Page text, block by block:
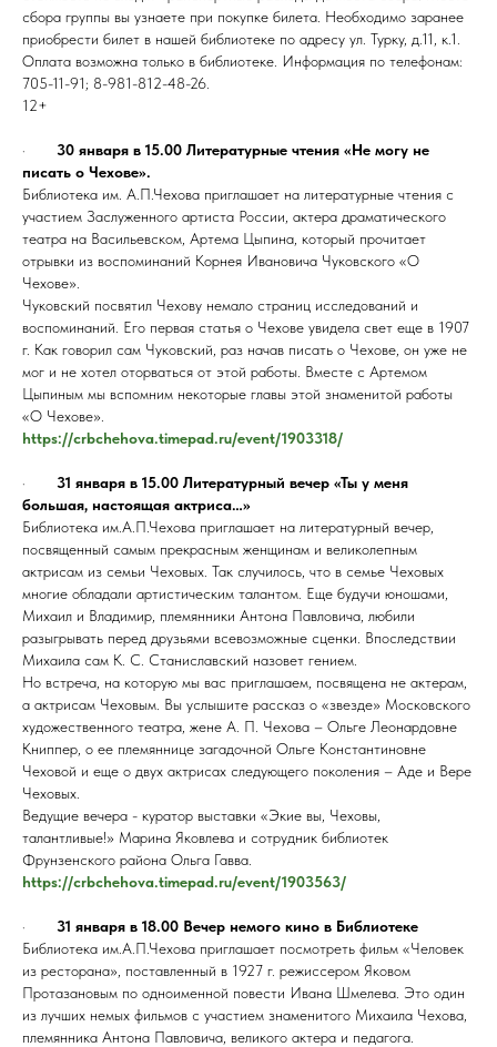
сбора группы вы узнаете при покупке билета. Необходимо заранее
приобрести билет в нашей библиотеке по адресу ул. Турку, д.11, к.1.
Оплата возможна только в библиотеке. Информация по телефонам:
705-11-91; 8-981-812-48-26.
12+
· 30 января в 15.00 Литературные чтения «Не могу не
писать о Чехове».
Библиотека им. А.П.Чехова приглашает на литературные чтения с
участием Заслуженного артиста России, актера драматического
театра на Васильевском, Артема Цыпина, который прочитает
отрывки из воспоминаний Корнея Ивановича Чуковского «О
Чехове».
Чуковский посвятил Чехову немало страниц исследований и
воспоминаний. Его первая статья о Чехове увидела свет еще в 1907
г. Как говорил сам Чуковский, раз начав писать о Чехове, он уже не
мог и не хотел оторваться от этой работы. Вместе с Артемом
Цыпиным мы вспомним некоторые главы этой знаменитой работы
«О Чехове».
https://crbchehova.timepad.ru/event/1903318/
· 31 января в 15.00 Литературный вечер «Ты у меня
большая, настоящая актриса…»
Библиотека им.А.П.Чехова приглашает на литературный вечер,
посвященный самым прекрасным женщинам и великолепным
актрисам из семьи Чеховых. Так случилось, что в семье Чеховых
многие обладали артистическим талантом. Еще будучи юношами,
Михаил и Владимир, племянники Антона Павловича, любили
разыгрывать перед друзьями всевозможные сценки. Впоследствии
Михаила сам К. С. Станиславский назовет гением.
Но встреча, на которую мы вас приглашаем, посвящена не актерам,
а актрисам Чеховым. Вы услышите рассказ о «звезде» Московского
художественного театра, жене А. П. Чехова – Ольге Леонардовне
Книппер, о ее племяннице загадочной Ольге Константиновне
Чеховой и еще о двух актрисах следующего поколения – Аде и Вере
Чеховых.
Ведущие вечера - куратор выставки «Экие вы, Чеховы,
талантливые!» Марина Яковлева и сотрудник библиотек
Фрунзенского района Ольга Гавва.
https://crbchehova.timepad.ru/event/1903563/
· 31 января в 18.00 Вечер немого кино в Библиотеке
Библиотека им.А.П.Чехова приглашает посмотреть фильм «Человек
из ресторана», поставленный в 1927 г. режиссером Яковом
Протазановым по одноименной повести Ивана Шмелева. Это один
из лучших немых фильмов с участием знаменитого Михаила Чехова,
племянника Антона Павловича, великого актера и педагога.